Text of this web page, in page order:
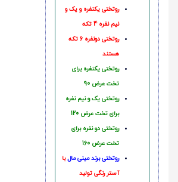
روتختی یکنفره و یک و
نیم نفره 4 تکه
روتختی دونفره 6 تکه
هستند
روتختی یکنفره برای
تخت عرض 90
روتختی یک و نیم نفره
برای تخت عرض 120
روتختی دو نفره برای
تخت عرض 160
روتختی‌ برند مینی مالبا
آستر رنگی تولید